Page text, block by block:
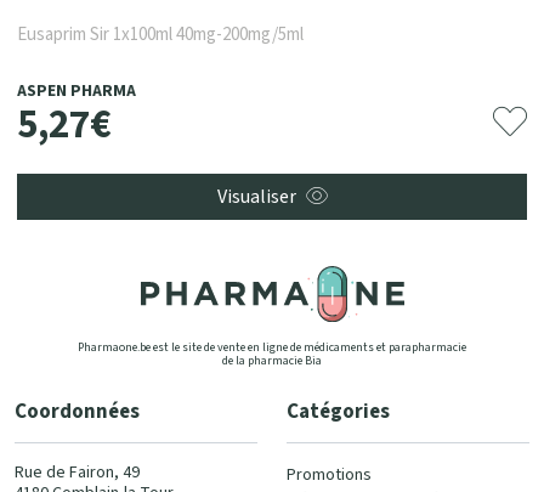
Eusaprim Sir 1x100ml 40mg-200mg/5ml
ASPEN PHARMA
5,27€
Visualiser
Pharmaone.be est le site de vente en ligne de médicaments et parapharmacie
de la pharmacie Bia
Coordonnées
Rue de Fairon, 49
Catégories
Promotions